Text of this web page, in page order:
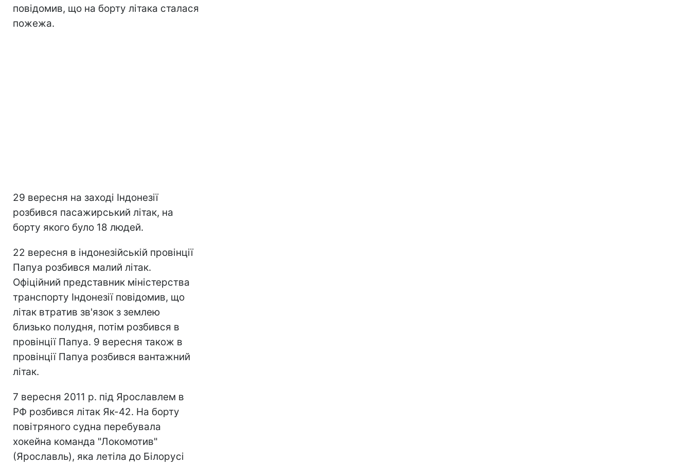
повідомив, що на борту літака сталася
пожежа.
29 вересня на заході Індонезії
розбився пасажирський літак, на
борту якого було 18 людей.
22 вересня в індонезійській провінції
Папуа розбився малий літак.
Офіційний представник міністерства
транспорту Індонезії повідомив, що
літак втратив зв'язок з землею
близько полудня, потім розбився в
провінції Папуа. 9 вересня також в
провінції Папуа розбився вантажний
літак.
7 вересня 2011 р. під Ярославлем в
РФ розбився літак Як-42. На борту
повітряного судна перебувала
хокейна команда "Локомотив"
(Ярославль), яка летіла до Білорусі